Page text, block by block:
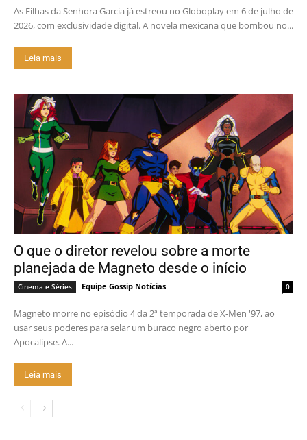
As Filhas da Senhora Garcia já estreou no Globoplay em 6 de julho de
2026, com exclusividade digital. A novela mexicana que bombou no...
Leia mais
O que o diretor revelou sobre a morte
planejada de Magneto desde o início
Cinema e Séries Equipe Gossip Notícias 0
Magneto morre no episódio 4 da 2ª temporada de X-Men '97, ao
usar seus poderes para selar um buraco negro aberto por
Apocalipse. A...
Leia mais